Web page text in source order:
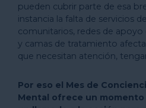
pueden cubrir parte de esa
instancia la falta de servicios
comunitarios, redes de
y camas de tratamiento
que necesitan atención,
Por eso el Mes de
Mental ofrece un momento